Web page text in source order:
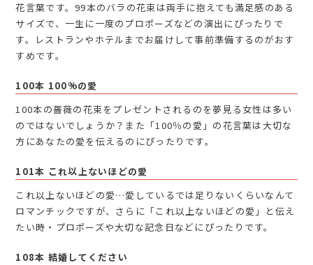
花言葉です。99本のバラの花束は両手に抱えても満足感のある
サイズで、一生に一度のプロポーズなどの演出にぴったりで
す。レストランやホテルまでお届けして事前準備するのがおす
すめです。
100本 100%の愛
100本の薔薇の花束をプレゼントされるのを夢見る女性は多い
のではないでしょうか？また「100％の愛」の花言葉は大切な
方にあなたの愛を伝えるのにぴったりです。
101本 これ以上ないほどの愛
これ以上ないほどの愛…愛しているでは足りないくらいなんて
ロマンチックですが、さらに「これ以上ないほどの愛」と伝え
たい時・プロポーズや大切な記念日などにぴったりです。
108本 結婚してください